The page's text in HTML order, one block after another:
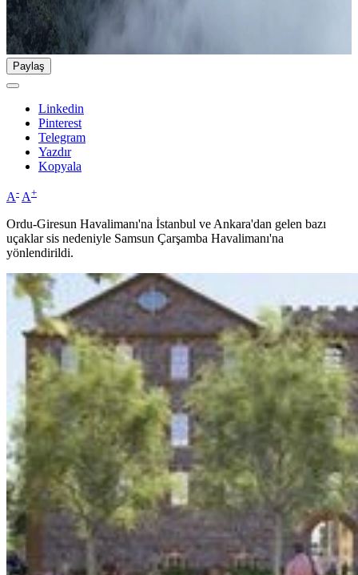
Paylaş
Linkedin
Pinterest
Telegram
Yazdır
Kopyala
A- A+
Ordu-Giresun Havalimanı'na İstanbul ve Ankara'dan gelen bazı
uçaklar sis nedeniyle Samsun Çarşamba Havalimanı'na
yönlendirildi.